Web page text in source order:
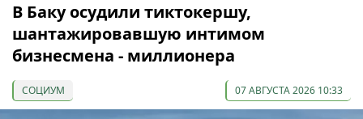
В Баку осудили тиктокершу,
шантажировавшую интимом
бизнесмена - миллионера
СОЦИУМ 07 АВГУСТА 2026 10:33